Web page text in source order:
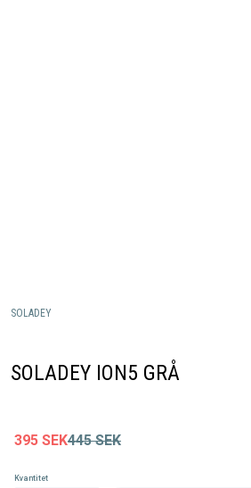
SOLADEY
SOLADEY ION5 GRÅ
395 SEK445 SEK
Kvantitet